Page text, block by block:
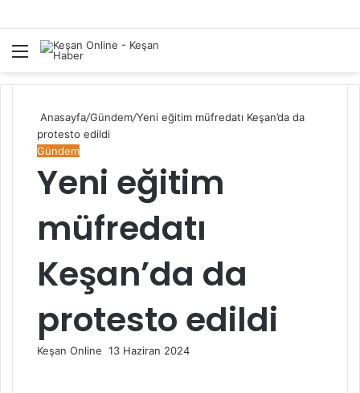
Menü
Anasayfa/Gündem/Yeni eğitim müfredatı Keşan’da da
protesto edildi
Gündem
Yeni eğitim
müfredatı
Keşan’da da
protesto edildi
Keşan Online Bir
13 Haziran 2024